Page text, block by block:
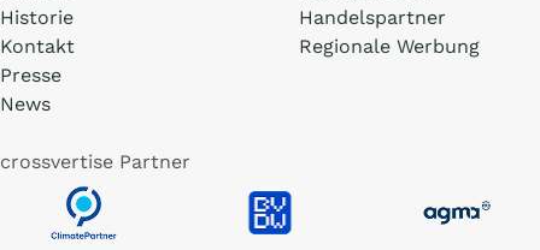
Historie
Kontakt
Presse
News
Handelspartner
Regionale Werbung
crossvertise Partner